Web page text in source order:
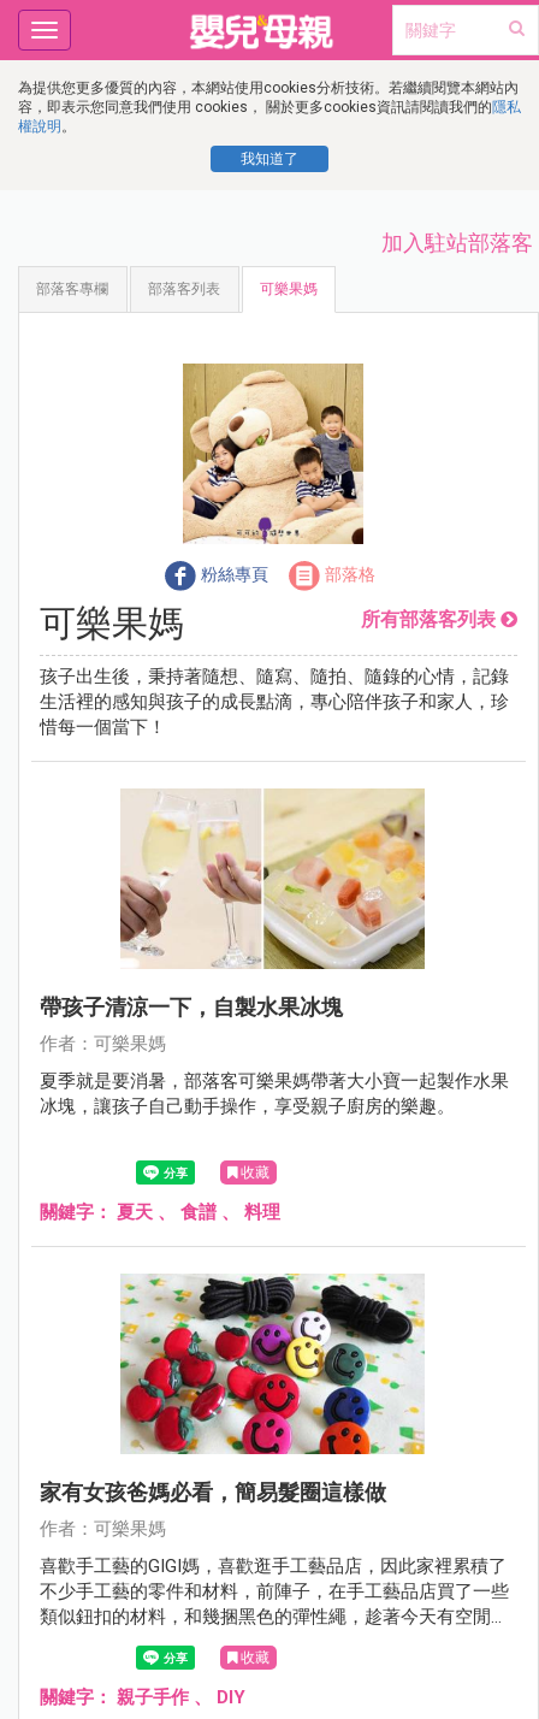
為提供您更多優質的內容，本網站使用cookies分析技術。若繼續閱覽本網站內
容，即表示您同意我們使用 cookies， 關於更多cookies資訊請閱讀我們的隱私
權說明 。
我知道了
Toggle
navigation
加入駐站部落客
部落客專欄 部落客列表 可樂果媽
粉絲專頁 部落格
可樂果媽 所有部落客列表
孩子出生後，秉持著隨想、隨寫、隨拍、隨錄的心情，記錄
生活裡的感知與孩子的成長點滴，專心陪伴孩子和家人，珍
惜每一個當下！
帶孩子清涼一下，自製水果冰塊
作者：可樂果媽
夏季就是要消暑，部落客可樂果媽帶著大小寶一起製作水果
冰塊，讓孩子自己動手操作，享受親子廚房的樂趣。
收藏
關鍵字： 夏天 、 食譜 、 料理
家有女孩爸媽必看，簡易髮圈這樣做
作者：可樂果媽
喜歡手工藝的GIGI媽，喜歡逛手工藝品店，因此家裡累積了
不少手工藝的零件和材料，前陣子，在手工藝品店買了一些
類似鈕扣的材料，和幾捆黑色的彈性繩，趁著今天有空閒，
動手幫GIGI製作手工髮束。
收藏
關鍵字： 親子手作 、 DIY